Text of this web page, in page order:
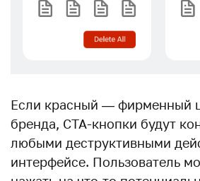
Если красный — фирменный
бренда, CTA-кнопки будут
любыми деструктивными
интерфейсе. Пользователь